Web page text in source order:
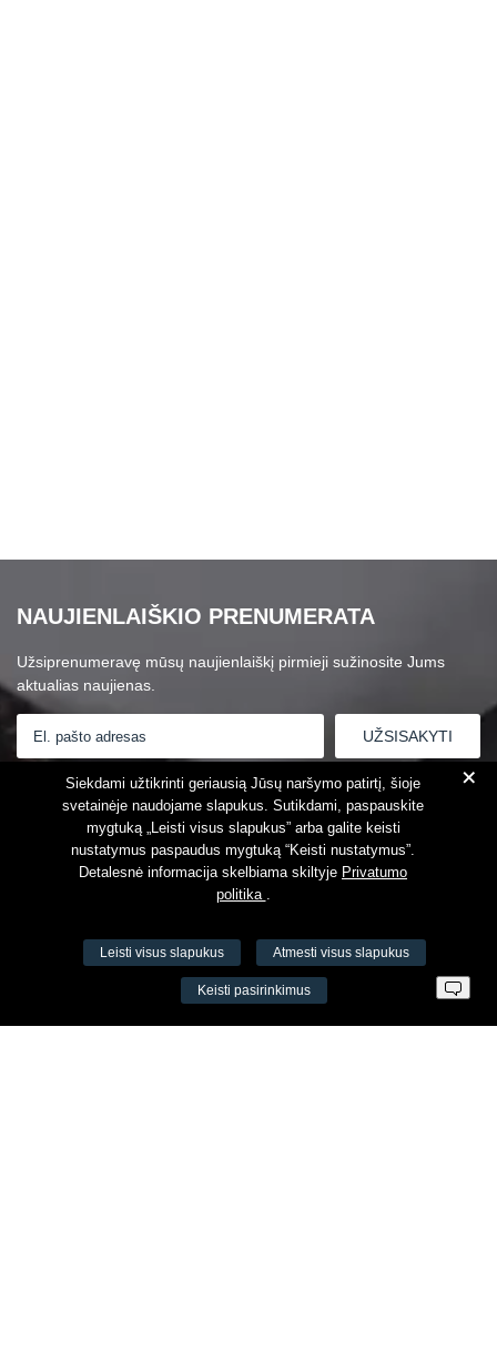
NAUJIENLAIŠKIO PRENUMERATA
Užsiprenumeravę mūsų naujienlaiškį pirmieji sužinosite Jums
aktualias naujienas.
Susipažinau suPrivatumo politika
VŠĮ Fitneso mokymo centras AEROMIX
+
Siekdami užtikrinti geriausią Jūsų naršymo patirtį, šioje
svetainėje naudojame slapukus. Sutikdami, paspauskite
mygtuką „Leisti visus slapukus” arba galite keisti
nustatymus paspaudus mygtuką “Keisti nustatymus”.
Detalesnė informacija skelbiama skiltyje Privatumo
politika .
Leisti visus slapukus Atmesti visus slapukus
Keisti pasirinkimus